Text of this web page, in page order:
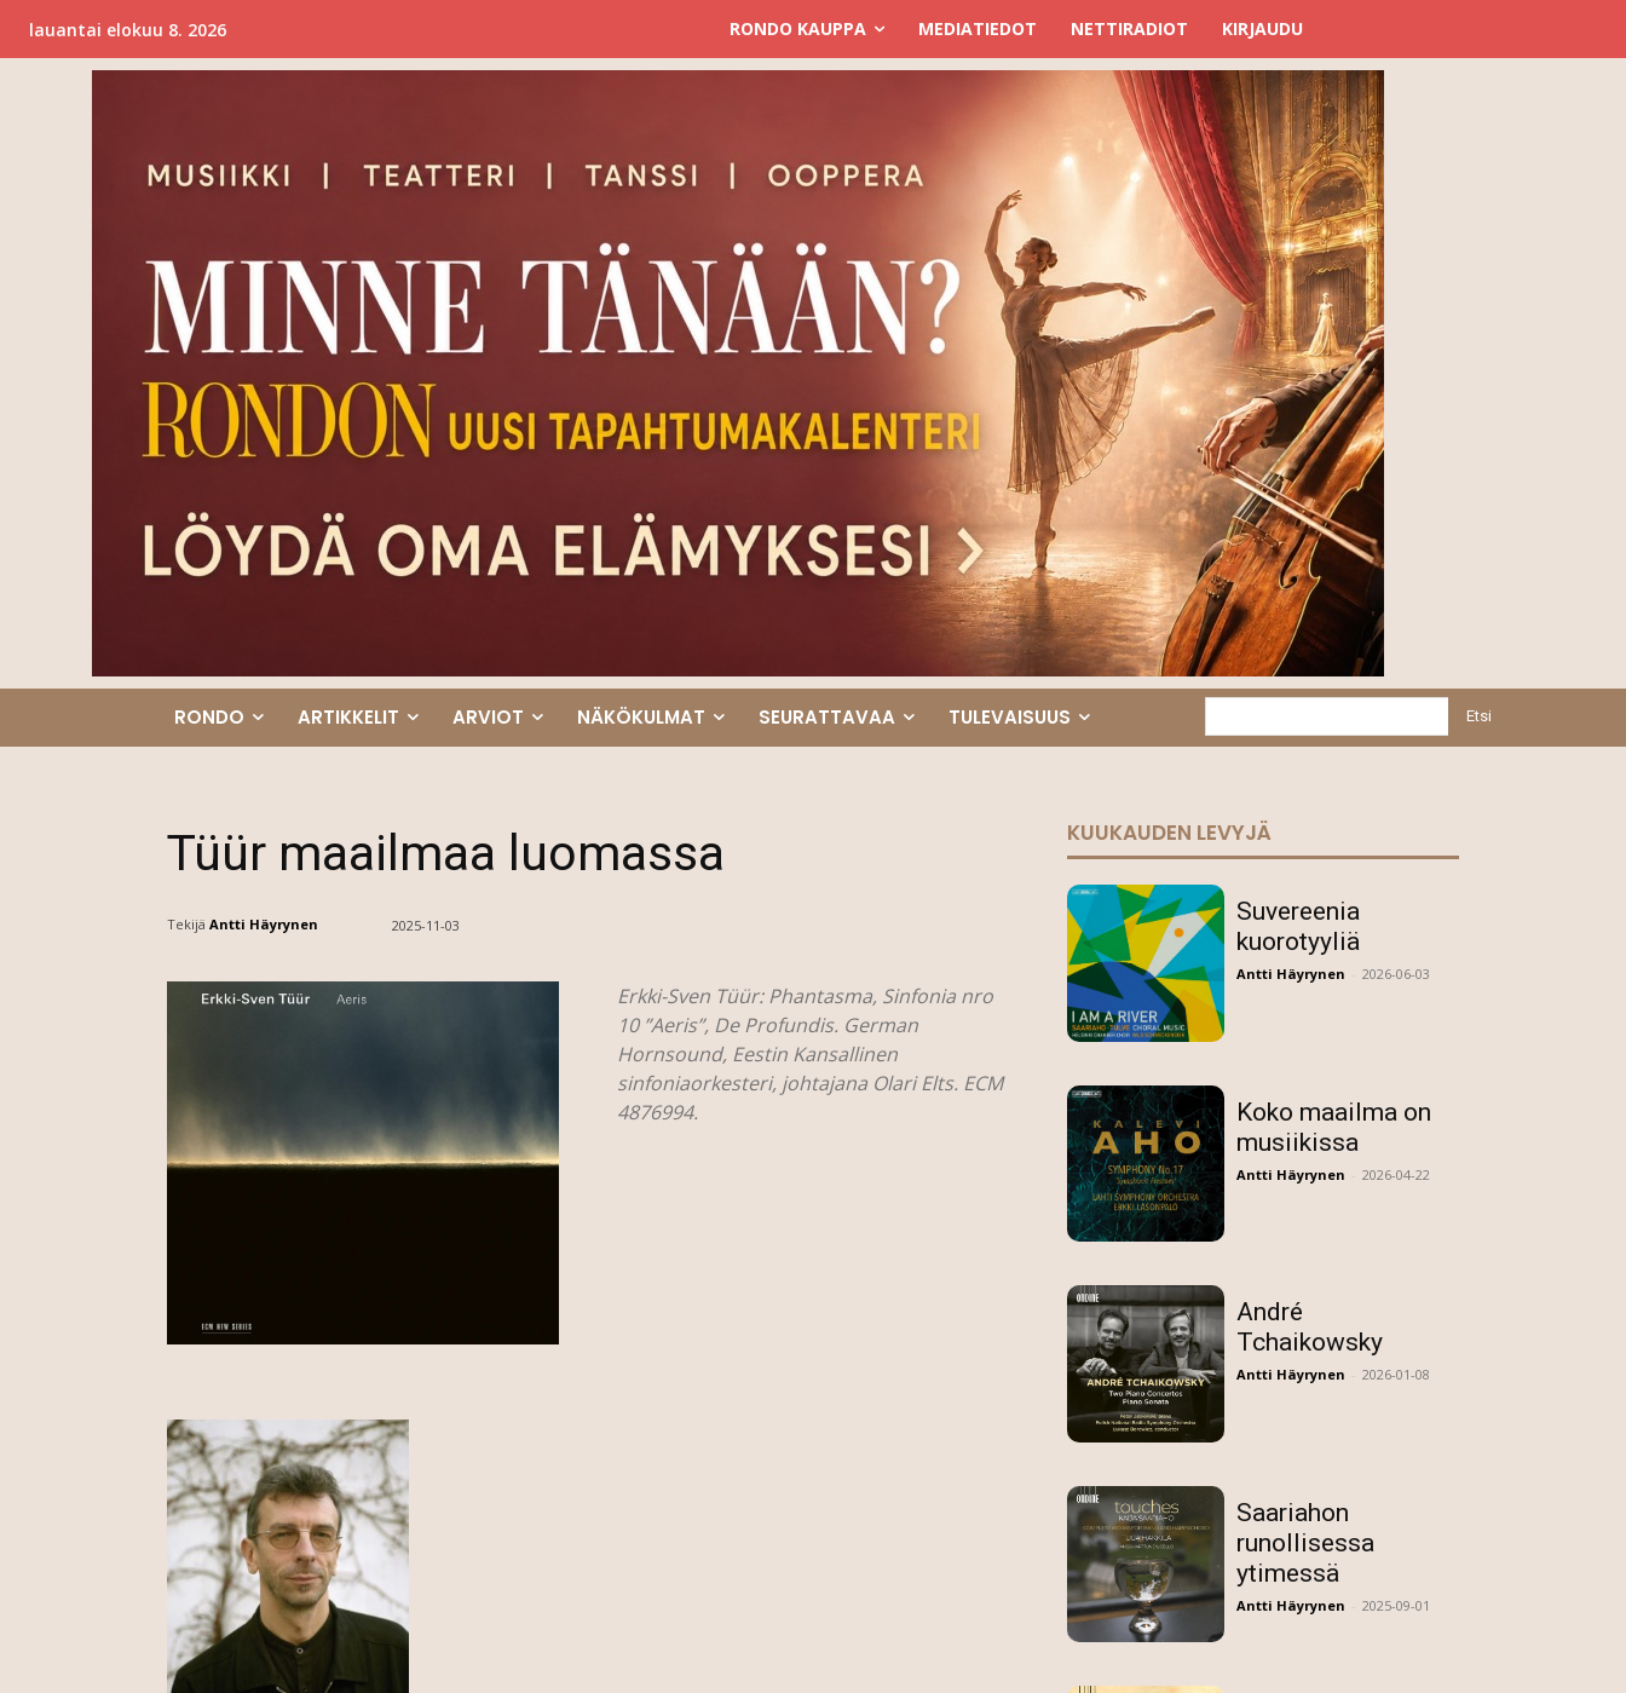
lauantai elokuu 8. 2026 RONDO KAUPPA MEDIATIEDOT NETTIRADIOT KIRJAUDU
RONDO ARTIKKELIT ARVIOT NÄKÖKULMAT SEURATTAVAA TULEVAISUUS Etsi
Tüür maailmaa luomassa
Tekijä Antti Häyrynen 2025-11-03
Erkki-Sven Tüür: Phantasma, Sinfonia nro
10 ”Aeris”, De Profundis. German
Hornsound, Eestin Kansallinen
sinfoniaorkesteri, johtajana Olari Elts. ECM
4876994.
KUUKAUDEN LEVYJÄ
Suvereenia
kuorotyyliä
Antti Häyrynen - 2026-06-03
Koko maailma on
musiikissa
Antti Häyrynen - 2026-04-22
André
Tchaikowsky
Antti Häyrynen - 2026-01-08
Saariahon
runollisessa
ytimessä
Antti Häyrynen - 2025-09-01